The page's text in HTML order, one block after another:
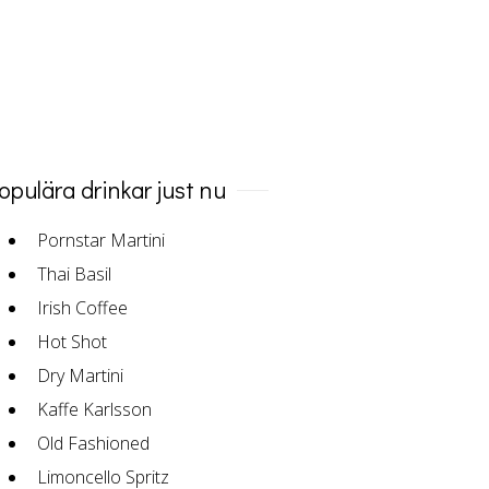
drinkar just nu
Pornstar Martini
Thai Basil
Irish Coffee
Hot Shot
Dry Martini
Kaffe Karlsson
Old Fashioned
Limoncello Spritz